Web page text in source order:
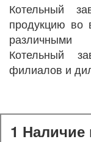
Котельный
продукцию во
различными
Котельный
филиалов и
1 Наличие